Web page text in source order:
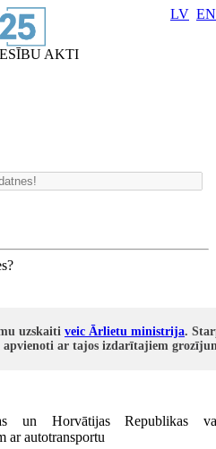
AKTI
LV EN
uzskaiti veic Ārlietu ministrija.
apvienoti ar tajos izdarītajiem
un Horvātijas Republikas
ar autotransportu